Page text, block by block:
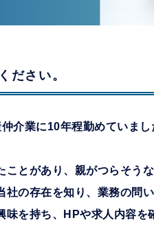
ださい。
介業に10年程勤めていまし
とがあり、親がつらそう
の存在を知り、業務の問
を持ち、HPや求人内容を